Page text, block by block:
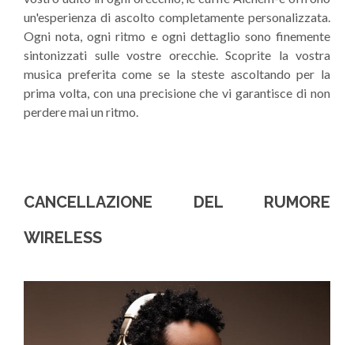
un'esperienza di ascolto completamente personalizzata.
Ogni nota, ogni ritmo e ogni dettaglio sono finemente
sintonizzati sulle vostre orecchie. Scoprite la vostra
musica preferita come se la steste ascoltando per la
prima volta, con una precisione che vi garantisce di non
perdere mai un ritmo.
CANCELLAZIONE DEL RUMORE
WIRELESS